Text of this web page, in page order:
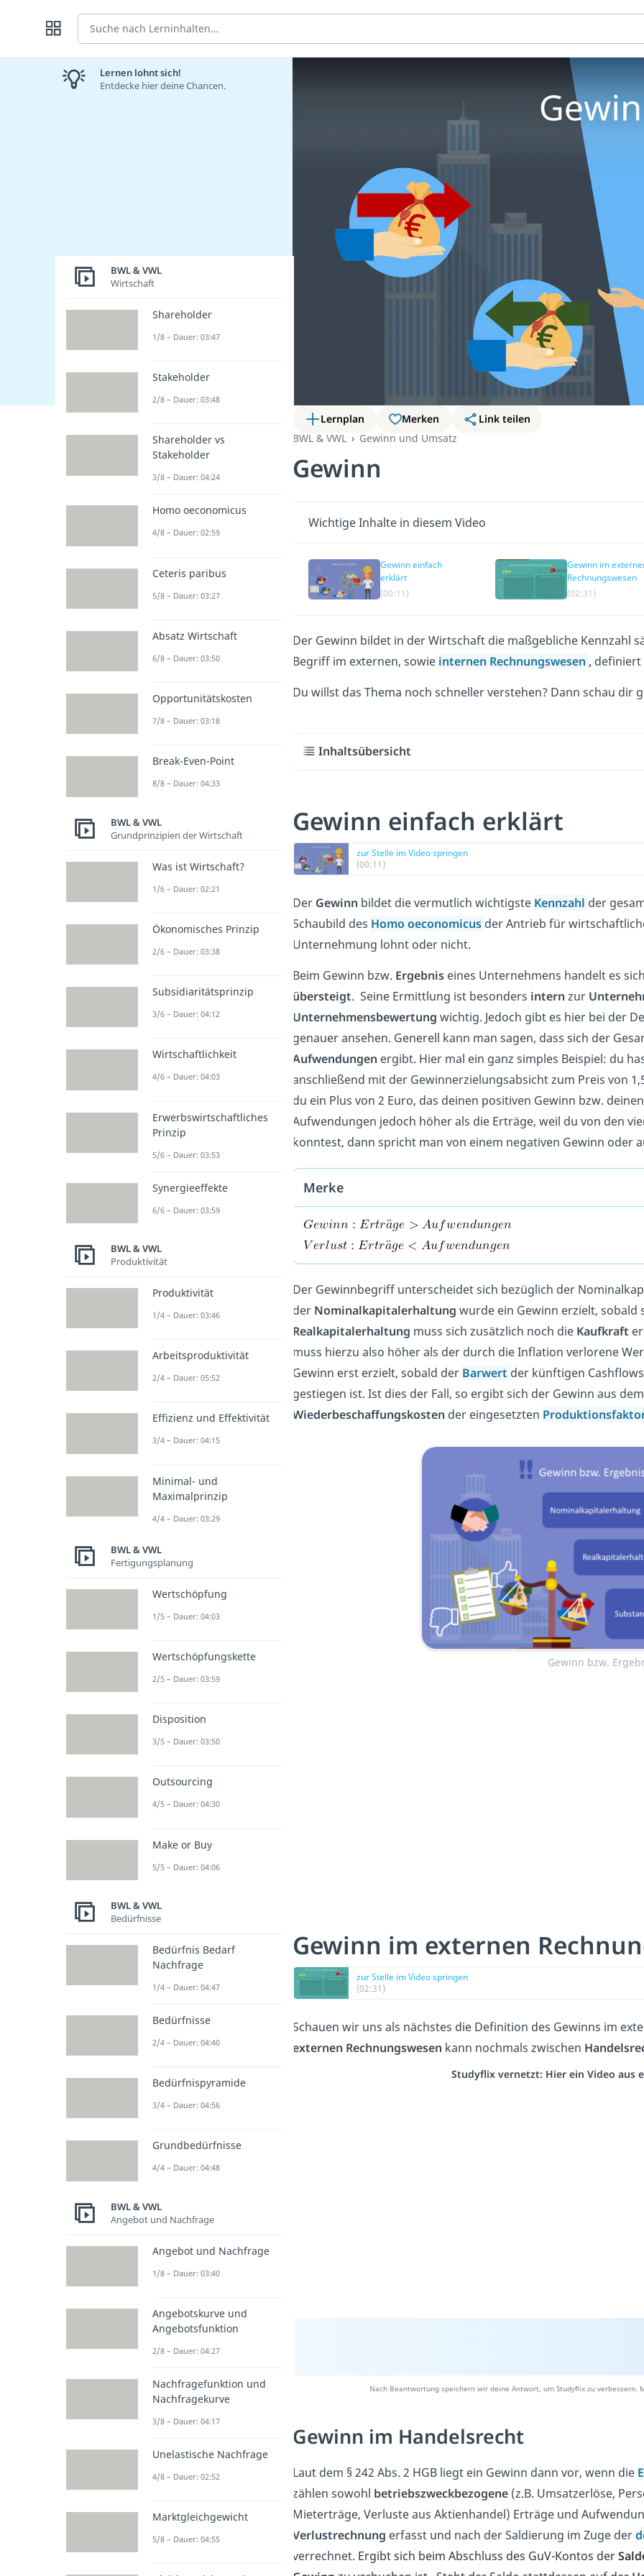
Suche
Lernplan Merken
Link teilen
BWL & VWL
Gewinn und Umsatz
Gewinn
Wichtige Inhalte in diesem Video
Gewinn einfach
erklärt
(00:11)
Gewinn im
Rechnungswesen
(02:31)
Der Gewinn bildet in der Wirtschaft die maßgebliche Kennzahl
Begriff im externen, sowie internen Rechnungswesen , definiert
Du willst das Thema noch schneller verstehen? Dann schau dir
Inhaltsübersicht
Gewinn einfach erklärt
zur Stelle im Video springen
(00:11)
Der Gewinn bildet die vermutlich wichtigste Kennzahl der
Schaubild des Homo oeconomicus der Antrieb für
Unternehmung lohnt oder nicht.
Beim Gewinn bzw. Ergebnis eines Unternehmens handelt es
übersteigt. Seine Ermittlung ist besonders intern zur
Unternehmensbewertung wichtig. Jedoch gibt es hier bei der
genauer ansehen. Generell kann man sagen, dass sich der
Aufwendungen ergibt. Hier mal ein ganz simples Beispiel: du
anschließend mit der Gewinnerzielungsabsicht zum Preis von
du ein Plus von 2 Euro, das deinen positiven Gewinn bzw.
Aufwendungen jedoch höher als die Erträge, weil du von den
konntest, dann spricht man von einem negativen Gewinn oder
Merke
Der Gewinnbegriff unterscheidet sich bezüglich der
der Nominalkapitalerhaltung wurde ein Gewinn erzielt, sobald
Realkapitalerhaltung muss sich zusätzlich noch die Kaufkraft
muss hierzu also höher als der durch die Inflation verlorene
Gewinn erst erzielt, sobald der Barwert der künftigen
gestiegen ist. Ist dies der Fall, so ergibt sich der Gewinn aus
Wiederbeschaffungskosten der eingesetzten
Gewinn bzw.
Gewinn im externen
zur Stelle im Video springen
(02:31)
Schauen wir uns als nächstes die Definition des Gewinns im
externen Rechnungswesen kann nochmals zwischen
Studyflix vernetzt: Hier ein Video aus
Nach Beantwortung speichern wir deine Antwort, um Studyflix zu verbessern.
Gewinn im Handelsrecht
Laut dem § 242 Abs. 2 HGB liegt ein Gewinn dann vor, wenn die
zählen sowohl betriebszweckbezogene (z.B. Umsatzerlöse,
Mieterträge, Verluste aus Aktienhandel) Erträge und
Verlustrechnung erfasst und nach der Saldierung im Zuge der
verrechnet. Ergibt sich beim Abschluss des GuV-Kontos der
Lernen lohnt sich!
Entdecke hier deine Chancen.
BWL & VWL
Wirtschaft
Shareholder
1/8 – Dauer: 03:47
Stakeholder
2/8 – Dauer: 03:48
Shareholder vs
Stakeholder
3/8 – Dauer: 04:24
Homo oeconomicus
4/8 – Dauer: 02:59
Ceteris paribus
5/8 – Dauer: 03:27
Absatz Wirtschaft
6/8 – Dauer: 03:50
Opportunitätskosten
7/8 – Dauer: 03:18
Break-Even-Point
8/8 – Dauer: 04:33
BWL & VWL
Grundprinzipien der Wirtschaft
Was ist Wirtschaft?
1/6 – Dauer: 02:21
Ökonomisches Prinzip
2/6 – Dauer: 03:38
Subsidiaritätsprinzip
3/6 – Dauer: 04:12
Wirtschaftlichkeit
4/6 – Dauer: 04:03
Erwerbswirtschaftliches
Prinzip
5/6 – Dauer: 03:53
Synergieeffekte
6/6 – Dauer: 03:59
BWL & VWL
Produktivität
Produktivität
1/4 – Dauer: 03:46
Arbeitsproduktivität
2/4 – Dauer: 05:52
Effizienz und Effektivität
3/4 – Dauer: 04:15
Minimal- und
Maximalprinzip
4/4 – Dauer: 03:29
BWL & VWL
Fertigungsplanung
Wertschöpfung
1/5 – Dauer: 04:03
Wertschöpfungskette
2/5 – Dauer: 03:59
Disposition
3/5 – Dauer: 03:50
Outsourcing
4/5 – Dauer: 04:30
Make or Buy
5/5 – Dauer: 04:06
BWL & VWL
Bedürfnisse
Bedürfnis Bedarf
Nachfrage
1/4 – Dauer: 04:47
Bedürfnisse
2/4 – Dauer: 04:40
Bedürfnispyramide
3/4 – Dauer: 04:56
Grundbedürfnisse
4/4 – Dauer: 04:48
BWL & VWL
Angebot und Nachfrage
Angebot und Nachfrage
1/8 – Dauer: 03:40
Angebotskurve und
Angebotsfunktion
2/8 – Dauer: 04:27
Nachfragefunktion und
Nachfragekurve
3/8 – Dauer: 04:17
Unelastische Nachfrage
4/8 – Dauer: 02:52
Marktgleichgewicht
5/8 – Dauer: 04:55